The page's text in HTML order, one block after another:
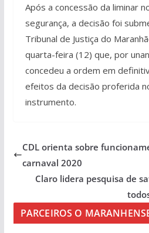
Após a concessão da liminar
segurança, a decisão foi
Tribunal de Justiça do
quarta-feira (12) que, por
concedeu a ordem em
efeitos da decisão proferida
instrumento.
CDL orienta sobre
carnaval 2020
Claro lidera pesquisa de
PARCEIROS O